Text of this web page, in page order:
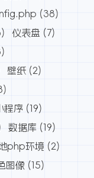
(38)
仪表盘 (7)
壁纸 (2)
程序 (19)
数据库 (19)
php环境 (2)
图像 (15)